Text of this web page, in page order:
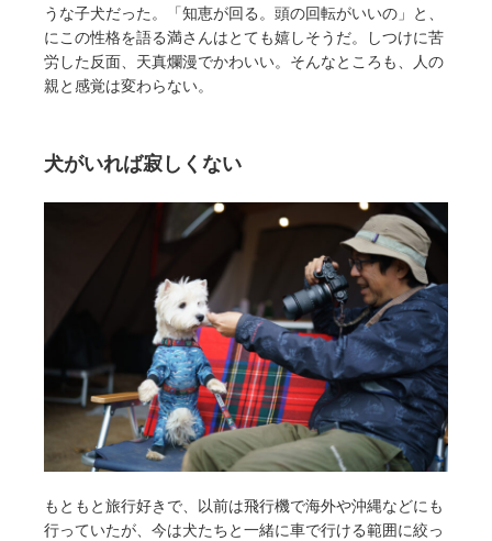
うな子犬だった。「知恵が回る。頭の回転がいいの」と、
にこの性格を語る満さんはとても嬉しそうだ。しつけに苦
労した反面、天真爛漫でかわいい。そんなところも、人の
親と感覚は変わらない。
犬がいれば寂しくない
もともと旅行好きで、以前は飛行機で海外や沖縄などにも
行っていたが、今は犬たちと一緒に車で行ける範囲に絞っ